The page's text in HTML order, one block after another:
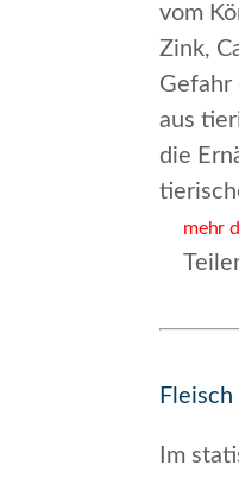
vom
Zink,
Gefahr
aus
die
mehr
Im